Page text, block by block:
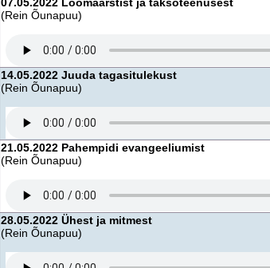
07.05.2022 Loomaarstist ja taksoteenusest
(Rein Õunapuu)
14.05.2022 Juuda tagasitulekust
(Rein Õunapuu)
21.05.2022 Pahempidi evangeeliumist
(Rein Õunapuu)
28.05.2022 Ühest ja mitmest
(Rein Õunapuu)